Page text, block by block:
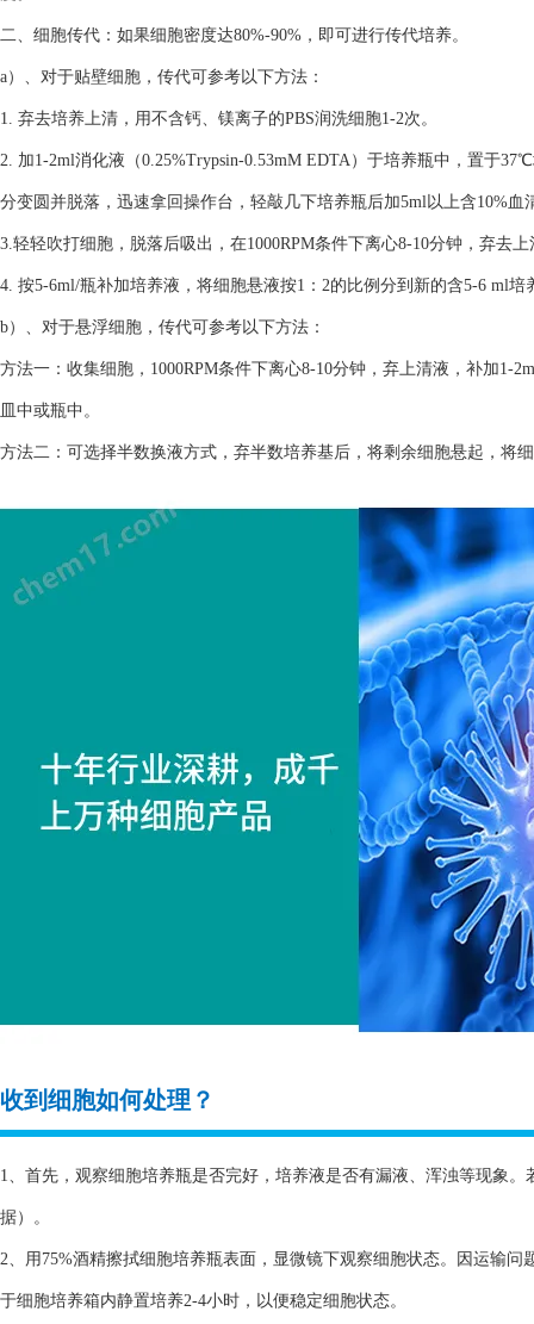
二、细胞传代：如果细胞密度达80%-90%，即可进行传代培养。
a）、对于贴壁细胞，传代可参考以下方法：
1. 弃去培养上清，用不含钙、镁离子的PBS润洗细胞1-2次。
2. 加1-2ml消化液（0.25%Trypsin-0.53mM EDTA）于培养瓶中，置于
分变圆并脱落，迅速拿回操作台，轻敲几下培养瓶后加5ml以上含10%血
3.轻轻吹打细胞，脱落后吸出，在1000RPM条件下离心8-10分钟，弃去
4. 按5-6ml/瓶补加培养液，将细胞悬液按1：2的比例分到新的含5-6 ml培
b）、对于悬浮细胞，传代可参考以下方法：
方法一：收集细胞，1000RPM条件下离心8-10分钟，弃上清液，补加1-
皿中或瓶中。
方法二：可选择半数换液方式，弃半数培养基后，将剩余细胞悬起，将
收到细胞如何处理？
1、首先，观察细胞培养瓶是否完好，培养液是否有漏液、浑浊等现象
据）。
2、用75%酒精擦拭细胞培养瓶表面，显微镜下观察细胞状态。因运输
于细胞培养箱内静置培养2-4小时，以便稳定细胞状态。